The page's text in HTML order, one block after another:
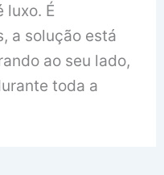
luxo. É
a solução está
ao seu lado,
toda a